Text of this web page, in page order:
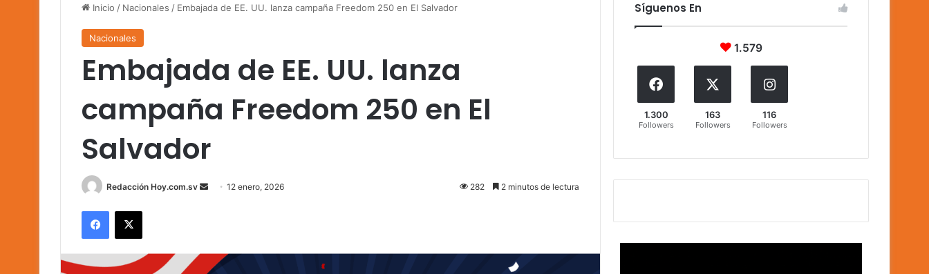
Inicio / Nacionales / Embajada de EE. UU. lanza campaña Freedom 250 en El Salvador
Nacionales
Embajada de EE. UU. lanza
campaña Freedom 250 en El
Salvador
Redacción Hoy.com.sv
Send12 enero, 2026 282 2 minutos de lectura
Facebook
X
Síguenos En
1.579
1.300
Followers
163
Followers
116
Followers